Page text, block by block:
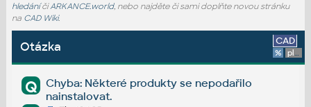
hledáníčiARKANCE.world, nebo najděte či sami doplňte novou stránku
na CAD Wiki.
Otázka CAD
% platforma
Q
Chyba: Některé produkty se nepodařilo
nainstalovat.